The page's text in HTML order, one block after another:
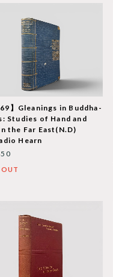
】Gleanings in Buddha-
Studies of Hand and
the Far East(N.D)
Hearn
OUT